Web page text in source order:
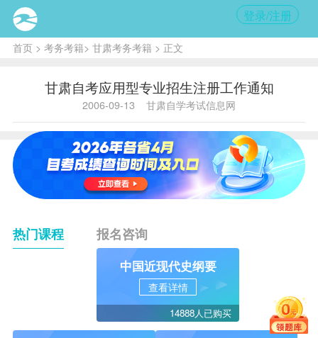
登录/注册
首页> 考务考籍> 甘肃考务考籍 > 正文
甘肃自考应用型专业招生注册工作通知
2006-09-13 甘肃自学考试信息网
热门课程 报名咨询
中国近现代史纲要
查看详情
14888人已购买